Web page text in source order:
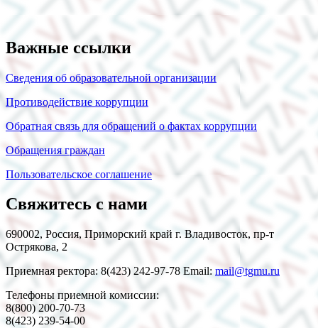
Важные ссылки
Сведения об образовательной организации
Противодействие коррупции
Обратная связь для обращений о фактах коррупции
Обращения граждан
Пользовательское соглашение
Свяжитесь с нами
690002, Россия, Приморский край г. Владивосток, пр-т
Острякова, 2
Приемная ректора: 8(423) 242-97-78 Email: mail@tgmu.ru
Телефоны приемной комиссии:
8(800) 200-70-73
8(423) 239-54-00